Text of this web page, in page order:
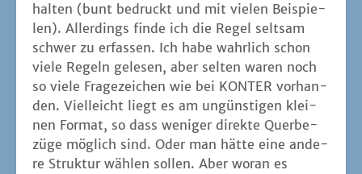
hal­ten (bunt bedruckt und mit vie­len Bei­spie­
len). Aller­dings fin­de ich die Regel selt­sam
schwer zu erfas­sen. Ich habe wahr­lich schon
vie­le Regeln gele­sen, aber sel­ten waren noch
so vie­le Fra­ge­zei­chen wie bei KONTER vor­han­
den. Viel­leicht liegt es am ungüns­ti­gen klei­
nen For­mat, so dass weni­ger direk­te Quer­be­
zü­ge mög­lich sind. Oder man hät­te eine ande­
re Struk­tur wäh­len sol­len. Aber wor­an es